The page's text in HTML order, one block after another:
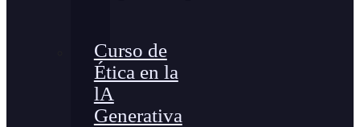
Curso de
Ética en la
lA
Generativa